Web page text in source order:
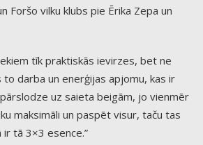
Foršo vilku klubs pie Ērika Zepa un
tīk praktiskās ievirzes, bet ne
darba un enerģijas apjomu, kas ir
uz saieta beigām, jo vienmēr
maksimāli un paspēt visur, taču tas
tā 3×3 esence.”